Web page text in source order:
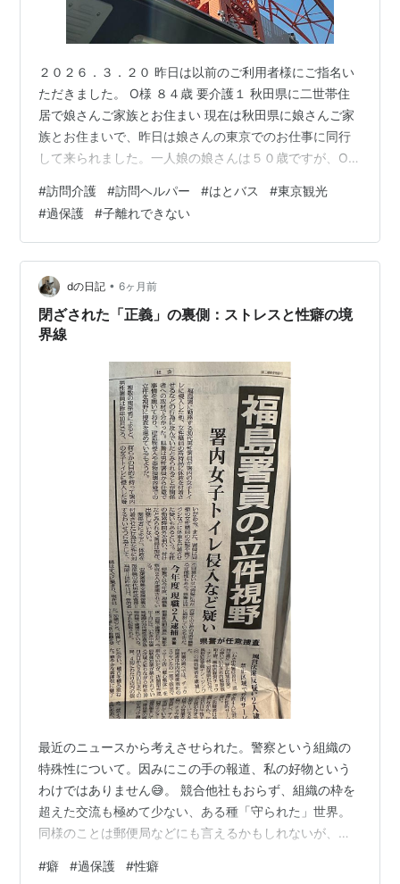
２０２６．３．２０ 昨日は以前のご利用者様にご指名い
ただきました。 O様 ８４歳 要介護１ 秋田県に二世帯住
居で娘さんご家族とお住まい 現在は秋田県に娘さんご家
族とお住まいで、昨日は娘さんの東京でのお仕事に同行
して来られました。一人娘の娘さんは５０歳ですが、O様
と。 私は昨日は３回目のご支援でした。１回目と２回目
のご様子も記しておこうと思います。 【１回目】２０２
６．２．２２ その日、母娘で秋田から上京。夜に娘さん
がセミナー？のお仕事で外出されるので、その間滞在さ
れるホテルのお部屋でお話し相手と見守りなどを行う。
時間は３時間でした。 前にO様だ…
#訪問介護 #訪問ヘルパー #はとバス #東京観光
#過保護 #子離れできない
dの日記 • 6ヶ月前
閉ざされた「正義」の裏側：ストレスと性癖の境
界線
最近のニュースから考えさせられた。警察という組織の
特殊性について。因みにこの手の報道、私の好物という
わけではありません😅。 競合他社もおらず、組織の枠を
超えた交流も極めて少ない、ある種「守られた」世界。
同様のことは郵便局などにも言えるかもしれないが、民
序を守るという大義名分はあるが、その実態は紙中心の
#癖 #過保護 #性癖